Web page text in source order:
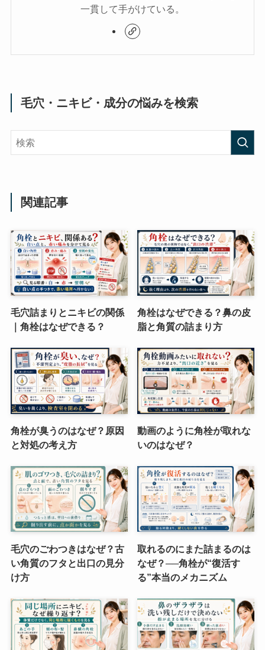
一貫して手がけている。
毛穴・ニキビ・成分の悩みを検索
関連記事
毛穴詰まりとニキビの関係
｜角栓はなぜできる？
角栓はなぜできる？鼻の皮
脂と角質の詰まり方
角栓が臭うのはなぜ？原因
と対処の考え方
動画のように角栓が取れな
いのはなぜ？
毛穴のごわつきはなぜ？古
い角質のフタと出口の見分
け方
取れるのにまた詰まるのは
なぜ？──角栓が“復活す
る”本当のメカニズム